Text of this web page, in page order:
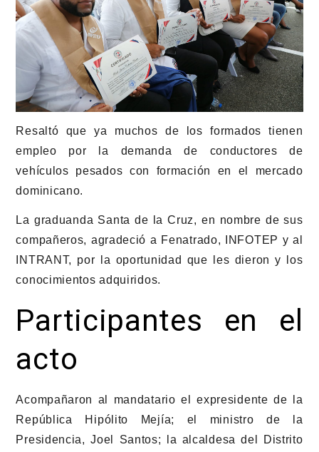
Resaltó que ya muchos de los formados tienen
empleo por la demanda de conductores de
vehículos pesados con formación en el mercado
dominicano.
La graduanda Santa de la Cruz, en nombre de sus
compañeros, agradeció a Fenatrado, INFOTEP y al
INTRANT, por la oportunidad que les dieron y los
conocimientos adquiridos.
Participantes en el
acto
Acompañaron al mandatario el expresidente de la
República Hipólito Mejía; el ministro de la
Presidencia, Joel Santos; la alcaldesa del Distrito